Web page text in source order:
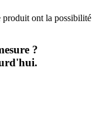
produit ont la possibilité
?